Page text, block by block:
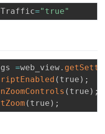
="true"
=web_view.
( true ) ;
( true ) ;
( true ) ;